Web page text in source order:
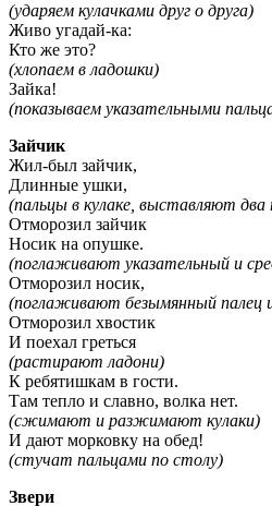
(ударяем кулачками друг о друга)
Живо угадай-ка:
Кто же это?
(хлопаем в ладошки)
Зайка!
(показываем указательными
Зайчик
Жил-был зайчик,
Длинные ушки,
(пальцы в кулаке, выставляют два
Отморозил зайчик
Носик на опушке.
(поглаживают указательный и
Отморозил носик,
(поглаживают безымянный палец
Отморозил хвостик
И поехал греться
(растирают ладони)
К ребятишкам в гости.
Там тепло и славно, волка нет.
(сжимают и разжимают кулаки)
И дают морковку на обед!
(стучат пальцами по столу)
Звери